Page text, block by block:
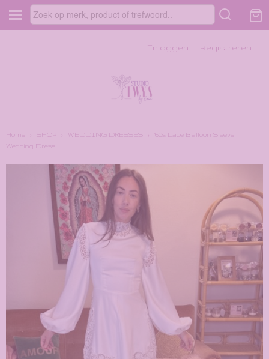
Inloggen Registreren
Home SHOP WEDDING DRESSES
'60s Lace Balloon Sleeve
Wedding Dress